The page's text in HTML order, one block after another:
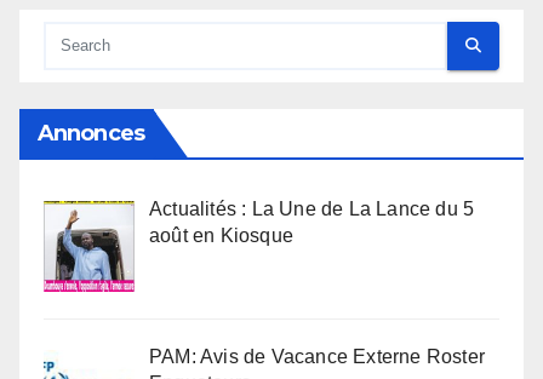
Annonces
Actualités : La Une de La Lance du 5
août en Kiosque
PAM: Avis de Vacance Externe Roster